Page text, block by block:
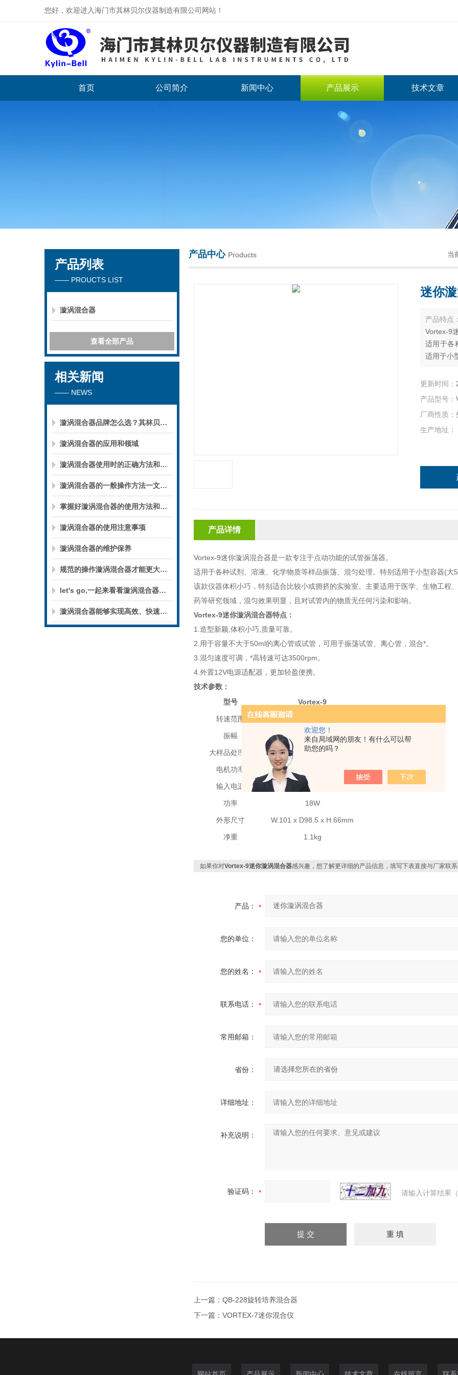
欢迎您！
来自局域网的朋友！有什么可以帮
助您的吗？
您好，欢迎进入海门市其林贝尔仪器制造有限公司网站！
海门市其林贝尔仪器制造有限公司
首页 公司简介 新闻中心 产品展示 技术文章
产品列表
—— PROUCTS LIST
漩涡混合器
查看全部产品
相关新闻
—— NEWS
漩涡混合器品牌怎么选？其林贝尔仪器选购参考
漩涡混合器的应用和领域
漩涡混合器使用时的正确方法和注意事项
漩涡混合器的一般操作方法一文详细介绍
掌握好漩涡混合器的使用方法和注意事项，轻松操作它
漩涡混合器的使用注意事项
漩涡混合器的维护保养
规范的操作漩涡混合器才能更大程度的发挥他的作用
let's go,一起来看看漩涡混合器的操作流程
漩涡混合器能够实现高效、快速的混合
产品中心 Products 当
迷你
产品特点
Vortex-9
适用于各
适用于小
于医学、
无任何污
更新时间：
产品型号：
厂商性质：
生产地址：
产品详情
Vortex-9迷你漩涡混合器是一款专注于点动功能的试管振荡器。
适用于各种试剂、溶液、化学物质等样品振荡、混匀处理。特别适用于小型容器(大
该款仪器体积小巧，特别适合比较小或拥挤的实验室。主要适用于医学、生物工程
药等研究领域，混匀效果明显，且对试管内的物质无任何污染和影响。
Vortex-9迷你漩涡混合器特点：
1.造型新颖,体积小巧,质量可靠。
2.用于容量不大于50ml的离心管或试管，可用于振荡试管、离心管，混合*。
3.混匀速度可调，*高转速可达3500rpm。
4.外置12V电源适配器，更加轻盈便携。
技术参数：
型号
Vortex-9
转速范围 可调速，*高转速3500rpm
振幅 4mm (圆周振荡)
大样品处理量 50ml
电机功率
输入电源 DC12V 1A
功率 18W
外形尺寸 W.101 x D98.5 x H.66mm
净重 1.1kg
如果你对Vortex-9迷你漩涡混合器感兴趣，想了解更详细的产品信息，填写下表直接与厂家联
产品：
您的单位：
您的姓名：
联系电话：
常用邮箱：
省份：
详细地址：
补充说明：
验证码： 请输入计算结果
上一篇： QB-228旋转培养混合器
下一篇： VORTEX-7迷你混合仪